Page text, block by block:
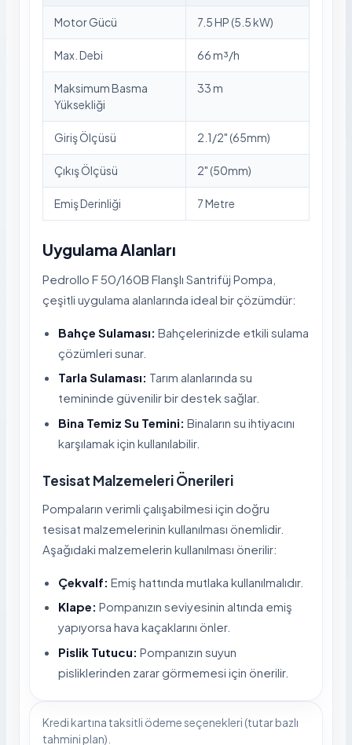
Motor Gücü 7.5 HP (5.5 kW)
Max. Debi 66 m³/h
Maksimum Basma
Yüksekliği
33 m
Giriş Ölçüsü 2.1/2" (65mm)
Çıkış Ölçüsü 2" (50mm)
Emiş Derinliği 7 Metre
Uygulama Alanları
Pedrollo F 50/160B Flanşlı Santrifüj Pompa,
çeşitli uygulama alanlarında ideal bir çözümdür:
Bahçe Sulaması: Bahçelerinizde etkili sulama
çözümleri sunar.
Tarla Sulaması: Tarım alanlarında su
temininde güvenilir bir destek sağlar.
Bina Temiz Su Temini: Binaların su ihtiyacını
karşılamak için kullanılabilir.
Tesisat Malzemeleri Önerileri
Pompaların verimli çalışabilmesi için doğru
tesisat malzemelerinin kullanılması önemlidir.
Aşağıdaki malzemelerin kullanılması önerilir:
Çekvalf: Emiş hattında mutlaka kullanılmalıdır.
Klape: Pompanızın seviyesinin altında emiş
yapıyorsa hava kaçaklarını önler.
Pislik Tutucu: Pompanızın suyun
pisliklerinden zarar görmemesi için önerilir.
Kredi kartına taksitli ödeme seçenekleri (tutar bazlı
tahmini plan).